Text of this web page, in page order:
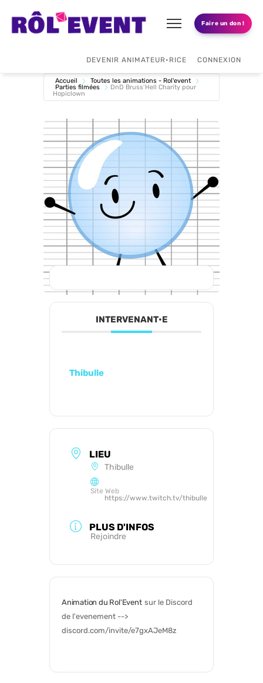
Faire un don !
DEVENIR ANIMATEUR•RICE CONNEXION
Accueil
Toutes les animations - Rol'event
Parties filmées
DnD Bruss’Hell Charity pour
Hopiclown
INTERVENANT•E
Thibulle
LIEU
Thibulle
Site Web
https://www.twitch.tv/thibulle
PLUS D'INFOS
Rejoindre
Animation du Rol'Event sur le Discord
de l'evenement -->
discord.com/invite/e7gxAJeM8z